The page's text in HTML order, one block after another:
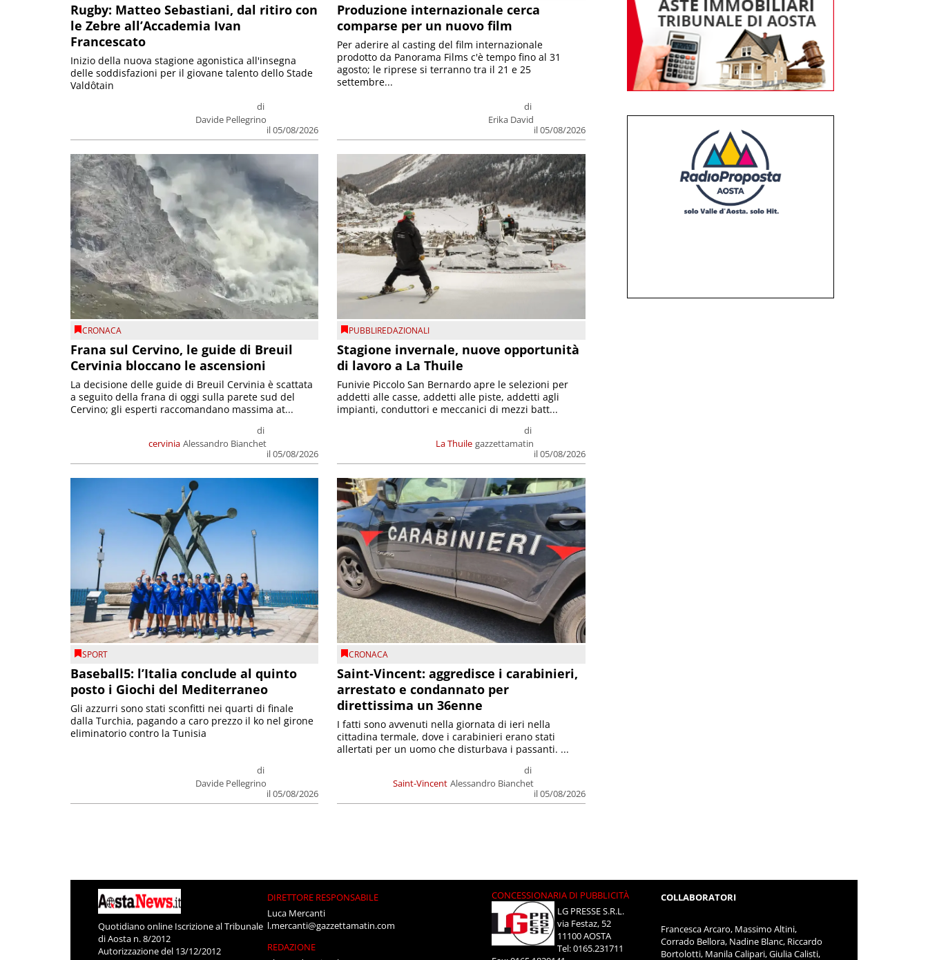
Rugby: Matteo Sebastiani, dal ritiro con
le Zebre all’Accademia Ivan
Francescato
di
Davide Pellegrino
il 05/08/2026
Inizio della nuova stagione agonistica all'insegna
delle soddisfazioni per il giovane talento dello Stade
Valdôtain
Produzione internazionale cerca
comparse per un nuovo film
di
Erika David
il 05/08/2026
Per aderire al casting del film internazionale
prodotto da Panorama Films c'è tempo fino al 31
agosto; le riprese si terranno tra il 21 e 25
settembre...
CRONACA
Frana sul Cervino, le guide di Breuil
Cervinia bloccano le ascensioni
cervinia
di
Alessandro Bianchet
il 05/08/2026
La decisione delle guide di Breuil Cervinia è scattata
a seguito della frana di oggi sulla parete sud del
Cervino; gli esperti raccomandano massima at...
PUBBLIREDAZIONALI
Stagione invernale, nuove opportunità
di lavoro a La Thuile
La Thuile
di
gazzettamatin
il 05/08/2026
Funivie Piccolo San Bernardo apre le selezioni per
addetti alle casse, addetti alle piste, addetti agli
impianti, conduttori e meccanici di mezzi batt...
SPORT
Baseball5: l’Italia conclude al quinto
posto i Giochi del Mediterraneo
di
Davide Pellegrino
il 05/08/2026
Gli azzurri sono stati sconfitti nei quarti di finale
dalla Turchia, pagando a caro prezzo il ko nel girone
eliminatorio contro la Tunisia
CRONACA
Saint-Vincent: aggredisce i carabinieri,
arrestato e condannato per
direttissima un 36enne
Saint-Vincent
di
Alessandro Bianchet
il 05/08/2026
I fatti sono avvenuti nella giornata di ieri nella
cittadina termale, dove i carabinieri erano stati
allertati per un uomo che disturbava i passanti. ...
Quotidiano online Iscrizione al Tribunale
di Aosta n. 8/2012
Autorizzazione del 13/12/2012
DIRETTORE RESPONSABILE
Luca Mercanti
l.mercanti@gazzettamatin.com
REDAZIONE
CONCESSIONARIA DI PUBBLICITÀ
LG PRESSE S.R.L.
via Festaz, 52
11100 AOSTA
Tel: 0165.231711
COLLABORATORI
Francesca Arcaro, Massimo Altini,
Corrado Bellora, Nadine Blanc, Riccardo
Bortolotti, Manila Calipari, Giulia Calisti,